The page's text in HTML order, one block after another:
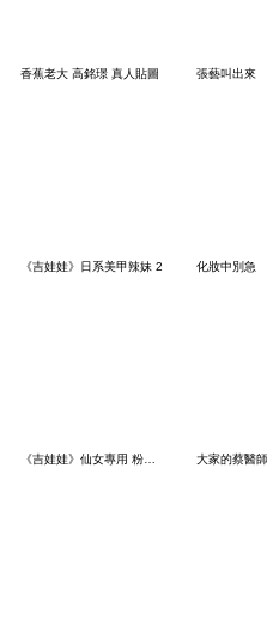
香蕉老大 高銘璟 真人貼圖 張藝叫出來
《吉娃娃》日系美甲辣妹 2 化妝中別急
《吉娃娃》仙女專用 粉紅梗圖 - 文字版 大家的蔡醫師